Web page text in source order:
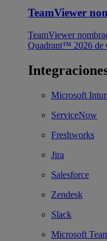
TeamViewer
TeamViewer
Quadrant™ 2026 de
Microsoft
ServiceNow
Freshworks
Jira
Salesforce
Zendesk
Slack
Microsoft